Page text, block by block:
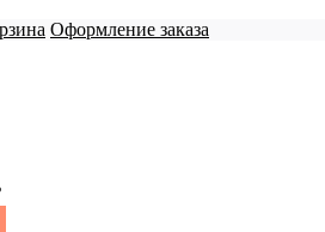
Оформление заказа